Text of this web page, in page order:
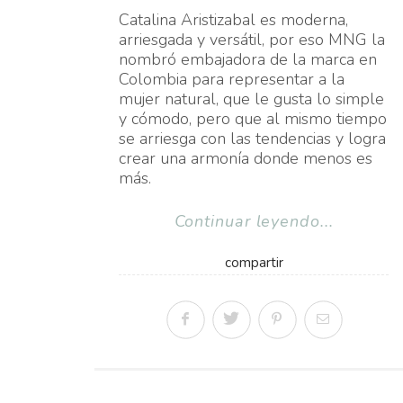
Catalina Aristizabal es moderna,
arriesgada y versátil, por eso MNG la
nombró embajadora de la marca en
Colombia para representar a la
mujer natural, que le gusta lo simple
y cómodo, pero que al mismo tiempo
se arriesga con las tendencias y logra
crear una armonía donde menos es
más.
Continuar leyendo...
compartir